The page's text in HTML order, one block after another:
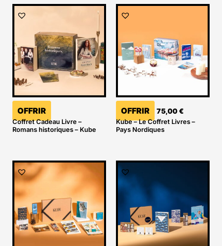
OFFRIR
Coffret Cadeau Livre –
Romans historiques – Kube
OFFRIR 75,00€
Kube – Le Coffret Livres –
Pays Nordiques